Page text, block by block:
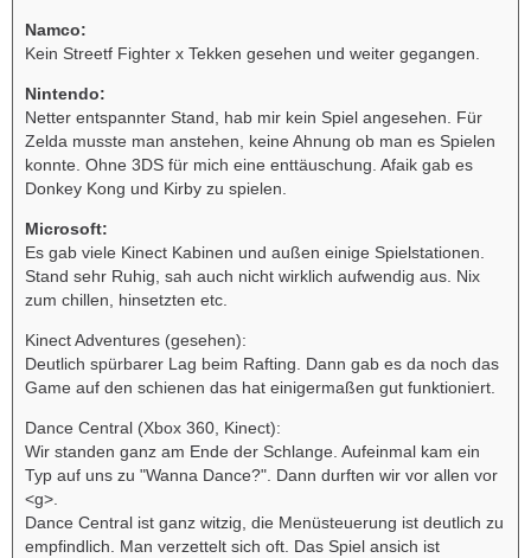
Namco:
Kein Streetf Fighter x Tekken gesehen und weiter gegangen.
Nintendo:
Netter entspannter Stand, hab mir kein Spiel angesehen. Für
Zelda musste man anstehen, keine Ahnung ob man es Spielen
konnte. Ohne 3DS für mich eine enttäuschung. Afaik gab es
Donkey Kong und Kirby zu spielen.
Microsoft:
Es gab viele Kinect Kabinen und außen einige Spielstationen.
Stand sehr Ruhig, sah auch nicht wirklich aufwendig aus. Nix
zum chillen, hinsetzten etc.
Kinect Adventures (gesehen):
Deutlich spürbarer Lag beim Rafting. Dann gab es da noch das
Game auf den schienen das hat einigermaßen gut funktioniert.
Dance Central (Xbox 360, Kinect):
Wir standen ganz am Ende der Schlange. Aufeinmal kam ein
Typ auf uns zu "Wanna Dance?". Dann durften wir vor allen vor
<g>.
Dance Central ist ganz witzig, die Menüsteuerung ist deutlich zu
empfindlich. Man verzettelt sich oft. Das Spiel ansich ist